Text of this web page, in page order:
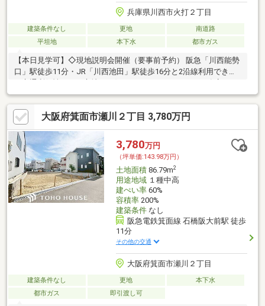
兵庫県川西市火打２丁目
建築条件なし 更地
南道路
平坦地
本下水 都市ガス
【本日見学可】◇現地説明会開催（要事前予約） 阪急「川西能勢
口」駅徒歩11分・JR「川西池田」駅徒歩16分と2沿線利用でき高
い交通利便性のある立地。お好みのハウスメーカー・工務店にて
建築可能です。
大阪府箕面市瀬川２丁目 3,780万円
3,780万円
（坪単価:143.98万円）
土地面積86.79m2
用途地域１種中高
建ぺい率60%
容積率200%
建築条件なし
阪急電鉄箕面線 石橋阪大前駅 徒歩
11分
その他の交通
大阪府箕面市瀬川２丁目
建築条件なし 更地
本下水
都市ガス
即引渡し可